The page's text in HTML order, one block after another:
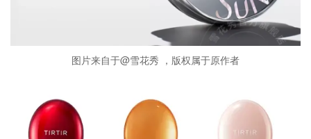
图片来自于@雪花秀 ，版权属于原作者